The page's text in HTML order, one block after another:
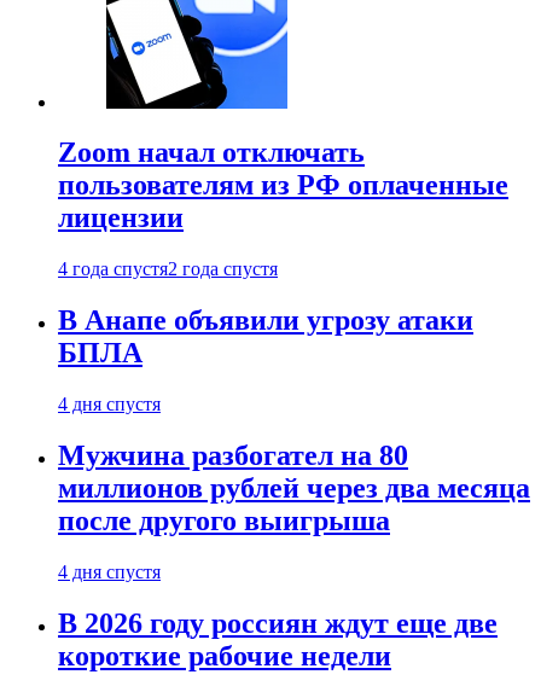
Zoom начал отключать
пользователям из РФ оплаченные
лицензии
4 года спустя2 года спустя
В Анапе объявили угрозу атаки
БПЛА
4 дня спустя
Мужчина разбогател на 80
миллионов рублей через два месяца
после другого выигрыша
4 дня спустя
В 2026 году россиян ждут еще две
короткие рабочие недели